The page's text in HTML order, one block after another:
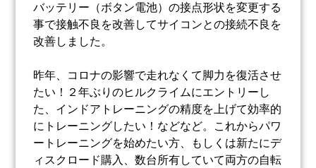
バッテリー（ボタン電池）の接点形状を変更する
事で接触不良を改善してサイコンとの接続不良を
改善しました。
昨年、コロナの影響で走れなくて脚力を復活させ
たい！２年ぶりのヒルクライムにエントリーし
た、インドアトレーニングの精度を上げて効率的
にトレーニングしたい！などなど。これからパワ
ートレーニングを始めたい方、もしくは新たにデ
ィスクロード購入、数台所有していて両方の自転